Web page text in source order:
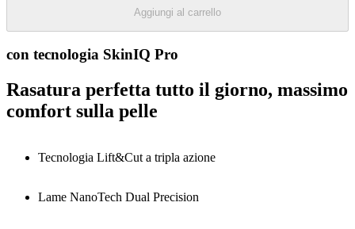
Aggiungi al carrello
con tecnologia SkinIQ Pro
Rasatura perfetta tutto il giorno, massimo
comfort sulla pelle
Tecnologia Lift&Cut a tripla azione
Lame NanoTech Dual Precision